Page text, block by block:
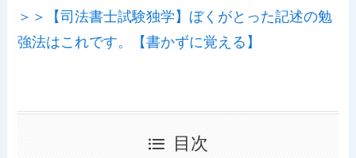
＞＞【司法書士試験独学】ぼくがとった記述の勉
強法はこれです。【書かずに覚える】
目次